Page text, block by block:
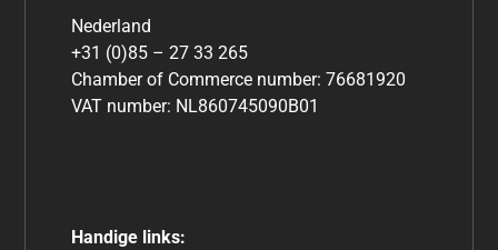
Nederland
+31 (0)85 – 27 33 265
Chamber of Commerce number: 76681920
VAT number: NL860745090B01
Handige links: